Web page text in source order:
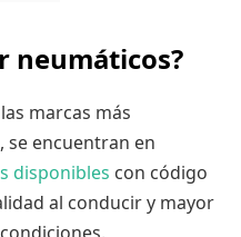
neumáticos?
marcas más
se encuentran en
disponibles con código
al conducir y mayor